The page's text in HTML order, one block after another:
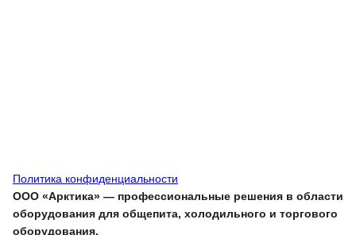
Политика конфиденциальности
ООО «Арктика» — профессиональные решения в области
оборудования для общепита, холодильного и торгового
оборудования.